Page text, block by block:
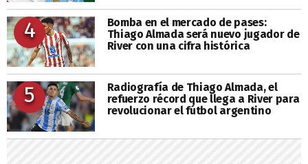
4
Bomba en el mercado de pases:
Thiago Almada será nuevo jugador de
River con una cifra histórica
5
Radiografía de Thiago Almada, el
refuerzo récord que llega a River para
revolucionar el fútbol argentino